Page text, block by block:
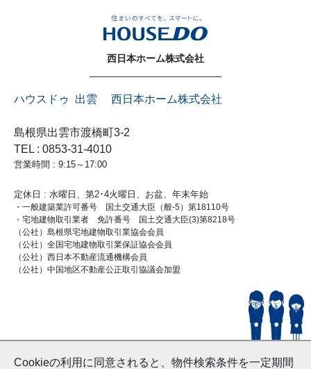
Cookieの利用に同意されると、物件検索条件を一定期間
西日本ホーム株式会社
ハウスドゥ 出雲 西日本ホーム株式会社
島根県出雲市渡橋町3-2
TEL : 0853-31-4010
営業時間 : 9:15～17:00
定休日 : 水曜日、第2･4火曜日、お盆、年末年始
・一般建築業許可番号 国土交通大臣（般-5）第18110号
・宅地建物取引業者 免許番号 国土交通大臣(3)第8218号
（公社）島根県宅地建物取引業協会会員
（公社）全国宅地建物取引業保証協会会員
（公社）西日本不動産流通機構会員
（公社）中国地区不動産公正取引協議会加盟
© HouseDoIzumo